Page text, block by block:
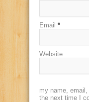
Email *
Website
my name,
the next time I